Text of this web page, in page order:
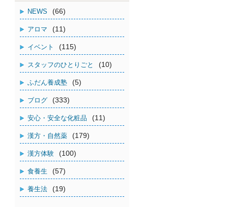
NEWS (66)
アロマ (11)
イベント (115)
スタッフのひとりごと (10)
ふだん養成塾 (5)
ブログ (333)
安心・安全な化粧品 (11)
漢方・自然薬 (179)
漢方体験 (100)
食養生 (57)
養生法 (19)